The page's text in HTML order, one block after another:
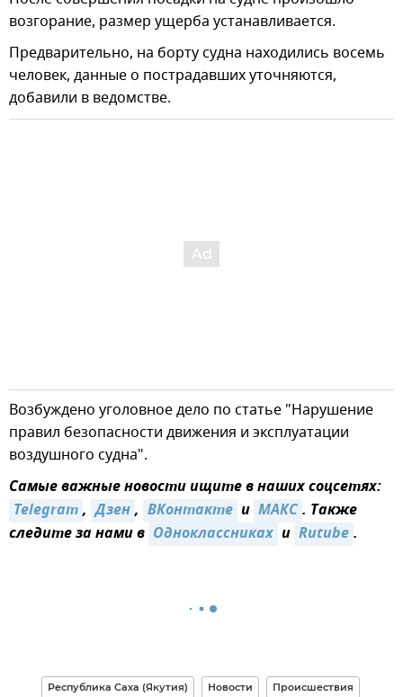
возгорание, размер ущерба устанавливается.
Предварительно, на борту судна находились восемь
человек, данные о пострадавших уточняются,
добавили в ведомстве.
Возбуждено уголовное дело по статье "Нарушение
правил безопасности движения и эксплуатации
воздушного судна".
Самые важные новости ищите в наших соцсетях:
Telegram, Дзен, ВКонтакте и MAКС. Также
следите за нами в Одноклассниках и Rutube.
Республика Саха (Якутия) Новости Происшествия